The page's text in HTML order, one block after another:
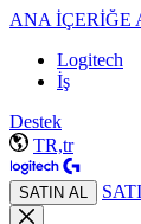
ANA İÇERİĞE
Logitech
İş
Destek
TR,tr
SATIN AL